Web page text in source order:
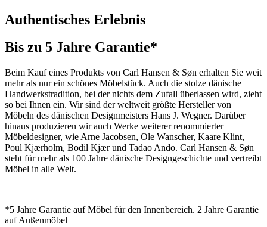
Authentisches Erlebnis
Bis zu 5 Jahre Garantie*
Beim Kauf eines Produkts von Carl Hansen & Søn erhalten Sie weit
mehr als nur ein schönes Möbelstück. Auch die stolze dänische
Handwerkstradition, bei der nichts dem Zufall überlassen wird, zieht
so bei Ihnen ein. Wir sind der weltweit größte Hersteller von
Möbeln des dänischen Designmeisters Hans J. Wegner. Darüber
hinaus produzieren wir auch Werke weiterer renommierter
Möbeldesigner, wie Arne Jacobsen, Ole Wanscher, Kaare Klint,
Poul Kjærholm, Bodil Kjær und Tadao Ando. Carl Hansen & Søn
steht für mehr als 100 Jahre dänische Designgeschichte und vertreibt
Möbel in alle Welt.
*5 Jahre Garantie auf Möbel für den Innenbereich. 2 Jahre Garantie
auf Außenmöbel